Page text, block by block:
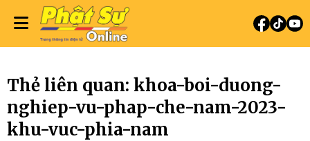
Thẻ liên quan: khoa-boi-duong-
nghiep-vu-phap-che-nam-2023-
khu-vuc-phia-nam